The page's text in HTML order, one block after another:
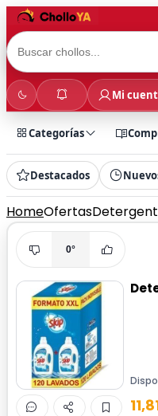
Mi
Categorías
Destacados
HomeOfertas
0°